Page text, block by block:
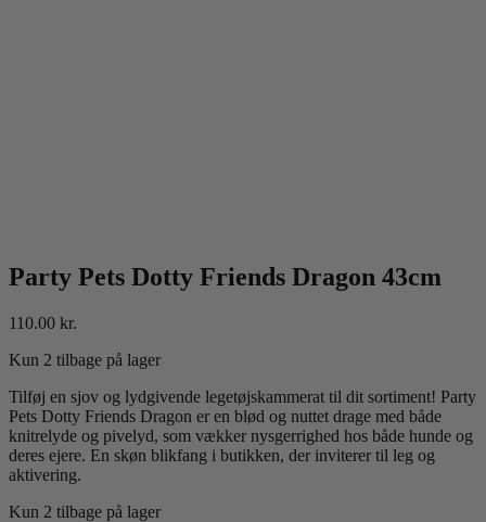
Party Pets Dotty Friends Dragon 43cm
110.00 kr.
Kun 2 tilbage på lager
Tilføj en sjov og lydgivende legetøjskammerat til dit sortiment! Party
Pets Dotty Friends Dragon er en blød og nuttet drage med både
knitrelyde og pivelyd, som vækker nysgerrighed hos både hunde og
deres ejere. En skøn blikfang i butikken, der inviterer til leg og
aktivering.
Kun 2 tilbage på lager